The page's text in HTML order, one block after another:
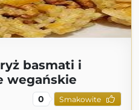
basmati i
wegańskie
0 Smakowite